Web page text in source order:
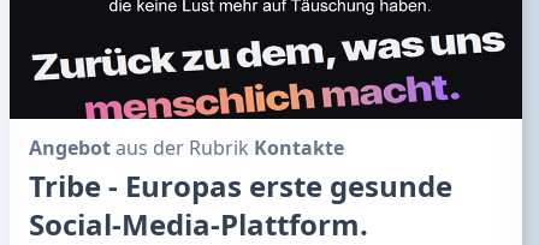
Angebotaus der Rubrik Kontakte
Tribe - Europas erste gesunde
Social-Media-Plattform.